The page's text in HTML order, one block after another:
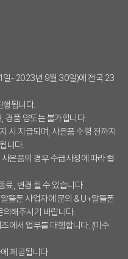
일~2023년 9월 30일)에 전국 23
됩니다.
경품 양도는 불가합니다.
시 지급되며, 사은품 수령 전까지
니다.
은품의 경우 수급사정에 따라 컬
료, 변경 될 수 있습니다.
뜰폰 사업자에 문의 & U+알뜰폰
의해주시기 바랍니다.
에서 업무를 대행합니다. (미수
제공됩니다.